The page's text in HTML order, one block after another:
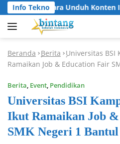
Langsung
ke
konten
Info TeknoCara Unduh Konten
Beranda -Berita -Universitas BSI
Ramaikan Job & Education Fair
Berita, Event, Pendidikan
Universitas BSI
Ikut Ramaikan Job
SMK Negeri 1 Bantul